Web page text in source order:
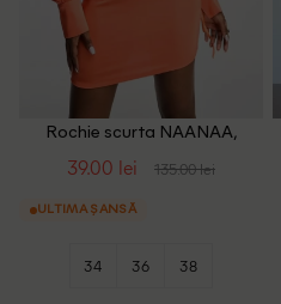
Rochie scurta NAANAA,
39.00 lei 135.00 lei
ULTIMA ȘANSĂ
34 36 38